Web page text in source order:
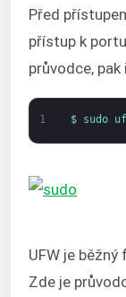
Před
přístup k portu
průvodce,
1 $ sudo
UFW je
Zde je